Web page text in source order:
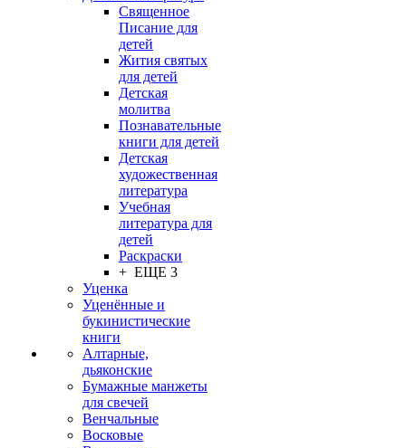
Священное
Писание для
детей
Жития святых
для детей
Детская
молитва
Познавательные
книги для детей
Детская
художественная
литература
Учебная
литература для
детей
Раскраски
+ ЕЩЕ 3
Уценка
Уценённые и
букинистические
книги
Алтарные,
дьяконские
Бумажные манжеты
для свечей
Венчальные
Восковые